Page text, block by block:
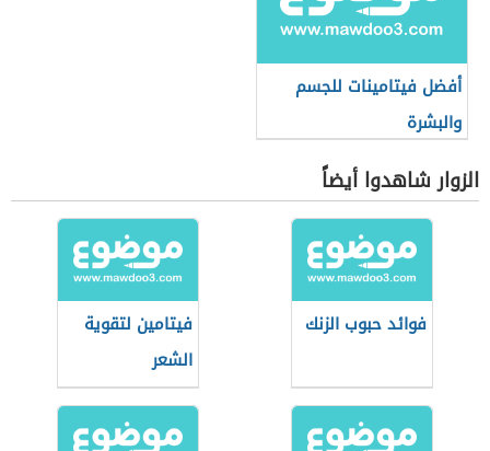
أفضل فيتامينات للجسم
والبشرة
الزوار شاهدوا أيضاً
فوائد حبوب الزنك
فيتامين لتقوية
الشعر